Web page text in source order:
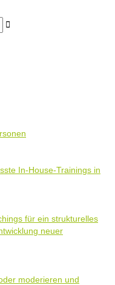
In-House-Trainings in
für ein strukturelles
neuer
moderieren und